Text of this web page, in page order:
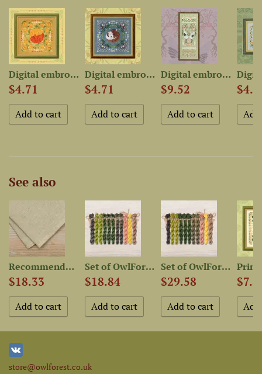
Digital embroidery chart...
$4.71
Digital embroidery chart...
$4.71
Digital embroidery chart...
$9.52
See also
Recommended Fabric for...
$18.33
Set of OwlForest Hand-Dyed...
$18.84
Set of OwlForest Hand-Dyed...
$29.58
store@owlforest.co.uk